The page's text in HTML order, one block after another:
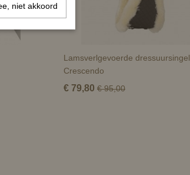
Lamsverlgevoerde dressuursingel
Crescendo
€ 79,80 € 95,00
niet akkoord